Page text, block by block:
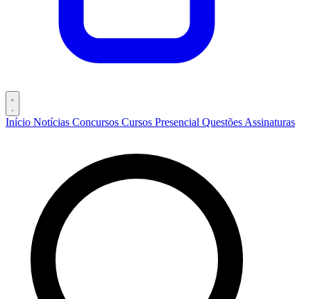
Início Notícias Concursos Cursos Presencial Questões Assinaturas